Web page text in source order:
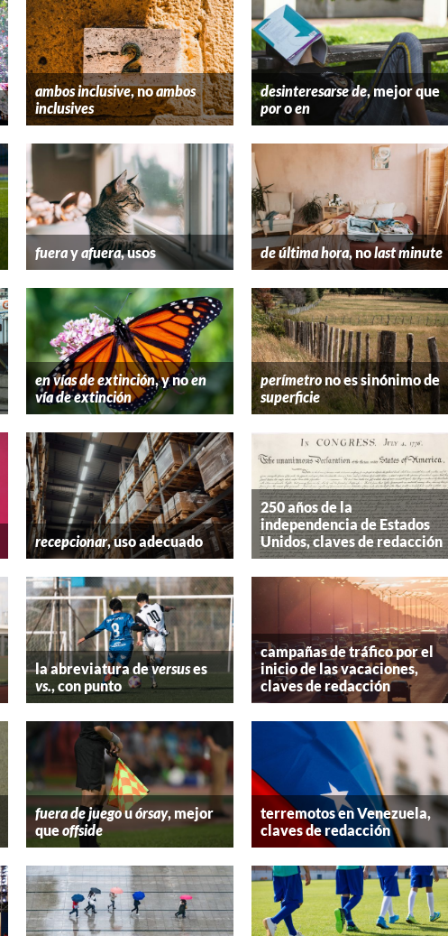
ambos inclusive, noambos
inclusives
desinteresarse de, mejor que
poroen
fuerayafuera, usos de última hora, nolast minute
en vías de extinción, y noen
vía de extinción
perímetrono es sinónimo de
superficie
recepcionar, uso adecuado
250 años de la
independencia de Estados
Unidos, claves de redacción
la abreviatura deversuses
vs., con punto
campañas de tráfico por el
inicio de las vacaciones,
claves de redacción
fuera de juegouórsay, mejor
queoffside
terremotos en Venezuela,
claves de redacción